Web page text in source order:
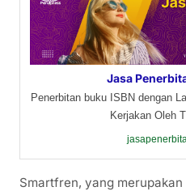
Jasa
Penerbitan buku ISBN dengan
Kerjakan Oleh
Smartfren, yang